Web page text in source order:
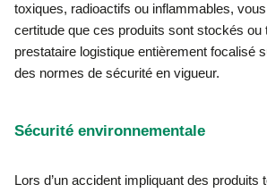
toxiques, radioactifs ou inflammables,
certitude que ces produits sont stockés ou
prestataire logistique entièrement focalisé
des normes de sécurité en vigueur.
Sécurité environnementale
Lors d’un accident impliquant des produits